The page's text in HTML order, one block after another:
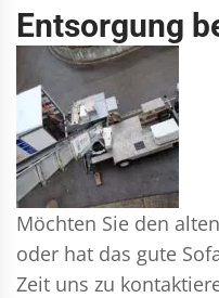
Entsorgung
Möchten Sie den
oder hat das gute
Zeit uns zu